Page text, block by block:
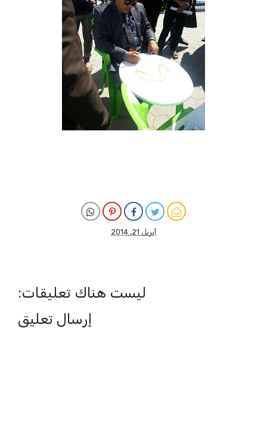
أبريل 21, 2014
ليست هناك تعليقات:
إرسال تعليق